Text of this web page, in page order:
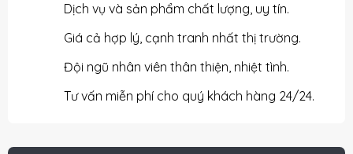
Dịch vụ và sản phẩm chất lượng, uy tín.
Giá cả hợp lý, cạnh tranh nhất thị trường.
Đội ngũ nhân viên thân thiện, nhiệt tình.
Tư vấn miễn phí cho quý khách hàng 24/24.